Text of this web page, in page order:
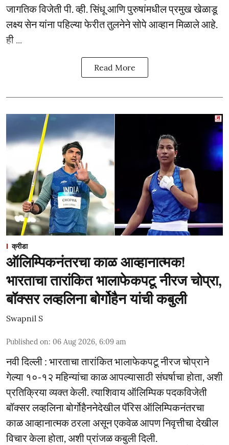
जागतिक विजेती पी. व्ही. सिंधू आणि पुरुषांमधील प्रमुख खेळाडू
लक्ष्य सेन यांना पहिल्या फेरीत तुलनेने सोपे आव्हान मिळाले आहे.
ही ...
Read More
क्रीडा
ऑलिम्पिकनंतरचा काळ आव्हानात्मक!
भारताचा तारांकित भालाफेकपटू नीरज चोप्रा,
बॉक्सर लव्हलिना बोर्गोहैन यांची कबुली
Swapnil S
Published on: 06 Aug 2026, 6:09 am
नवी दिल्ली : भारताचा तारांकित भालाफेकपटू नीरज चोप्राने
गेल्या १०-१२ महिन्यांचा काळ आपल्यासाठी संघर्षाचा होता, अशी
प्रतिक्रिया व्यक्त केली. त्याशिवाय ऑलिम्पिक पदकविजेती
बॉक्सर लव्हलिना बोर्गोहैननेदेखील पॅरिस ऑलिम्पिकनंतरचा
काळ आव्हानात्मक ठरला असून एकवेळ आपण निवृत्तीचा देखील
विचार केला होता, अशी प्रांजळ कबुली दिली.